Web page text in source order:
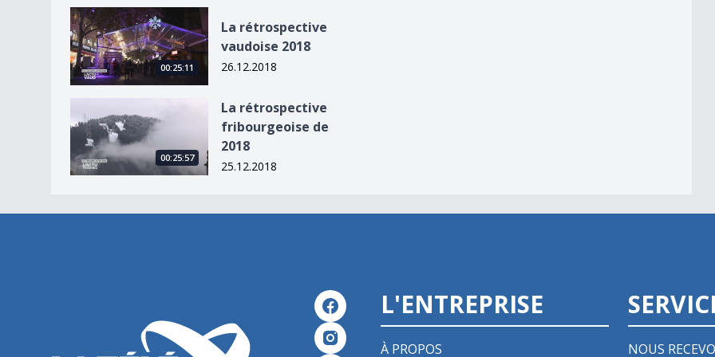
La rétrospective vaudoise 2018
00:25:11
La rétrospective
vaudoise 2018
26.12.2018
La rétrospective fribourgeoise de 2018
00:25:57
La rétrospective
fribourgeoise de
2018
25.12.2018
L'ENTREPRISE
À PROPOS NOUS